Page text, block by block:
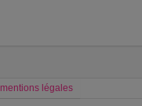
mentions légales